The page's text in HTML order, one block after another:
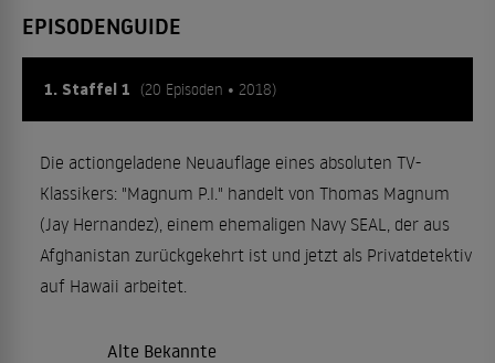
EPISODENGUIDE
1. Staffel 1 (20 Episoden • 2018)
Die actiongeladene Neuauflage eines absoluten TV-
Klassikers: "Magnum P.I." handelt von Thomas Magnum
(Jay Hernandez), einem ehemaligen Navy SEAL, der aus
Afghanistan zurückgekehrt ist und jetzt als Privatdetektiv
auf Hawaii arbeitet.
Alte Bekannte